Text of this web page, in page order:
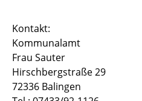
Kontakt:
Kommunalamt
Frau Sauter
Hirschbergstraße 29
72336 Balingen